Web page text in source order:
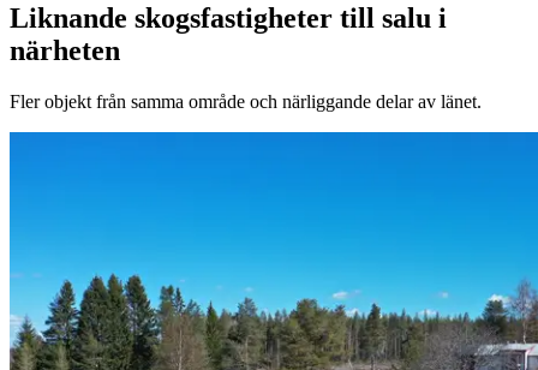
Liknande skogsfastigheter till salu i
närheten
Fler objekt från samma område och närliggande delar av länet.